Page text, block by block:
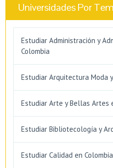
Universidades Por
Estudiar Administración y
Colombia
Estudiar Arquitectura Moda
Estudiar Arte y Bellas Artes
Estudiar Bibliotecología y
Estudiar Calidad en Colombia